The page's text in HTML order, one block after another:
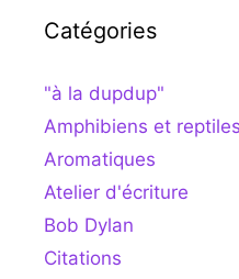
Catégories
"à la dupdup"
Amphibiens et reptiles
Aromatiques
Atelier d'écriture
Bob Dylan
Citations